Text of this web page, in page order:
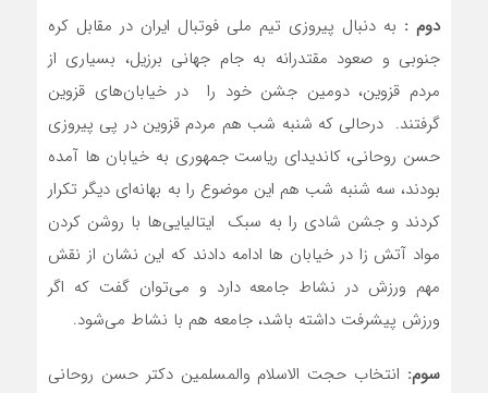
دوم : به دنبال پیروزی تیم ملی فوتبال ایران در مقابل کره
جنوبی و صعود مقتدرانه به جام جهانی برزیل، بسیاری از
مردم قزوین، دومین جشن خود را در خیابان‌های قزوین
گرفتند. درحالی که شنبه شب هم مردم قزوین در پی پیروزی
حسن روحانی، کاندیدای ریاست جمهوری به خیابان ها آمده
بودند، سه شنبه شب هم این موضوع را به بهانه‌ای دیگر تکرار
کردند و جشن شادی را به سبک ایتالیایی‌ها با روشن کردن
مواد آتش زا در خیابان ها ادامه دادند که این نشان از نقش
مهم ورزش در نشاط جامعه دارد و می‌توان گفت که اگر
ورزش پیشرفت داشته باشد، جامعه هم با نشاط می‌شود.
سوم: انتخاب حجت الاسلام والمسلمین دکتر حسن روحانی